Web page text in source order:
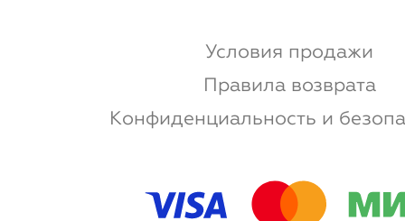
Условия продажи
Правила возврата
Конфиденциальность и